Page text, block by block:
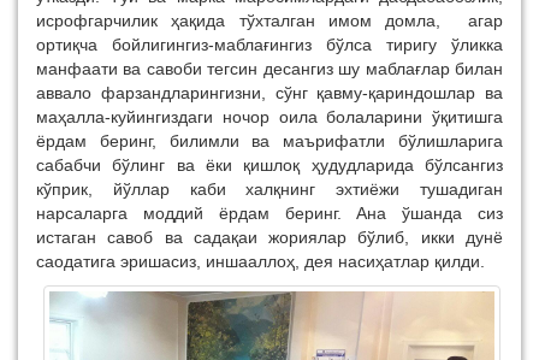
исрофгарчилик ҳақида тўхталган имом домла, агар
ортиқча бойлигингиз-маблағингиз бўлса тиригу ўликка
манфаати ва савоби тегсин десангиз шу маблағлар билан
аввало фарзандларингизни, сўнг қавму-қариндошлар ва
маҳалла-куйингиздаги ночор оила болаларини ўқитишга
ёрдам беринг, билимли ва маърифатли бўлишларига
сабабчи бўлинг ва ёки қишлоқ ҳудудларида бўлсангиз
кўприк, йўллар каби халқнинг эхтиёжи тушадиган
нарсаларга моддий ёрдам беринг. Ана ўшанда сиз
истаган савоб ва садақаи жориялар бўлиб, икки дунё
саодатига эришасиз, иншааллоҳ, дея насиҳатлар қилди.